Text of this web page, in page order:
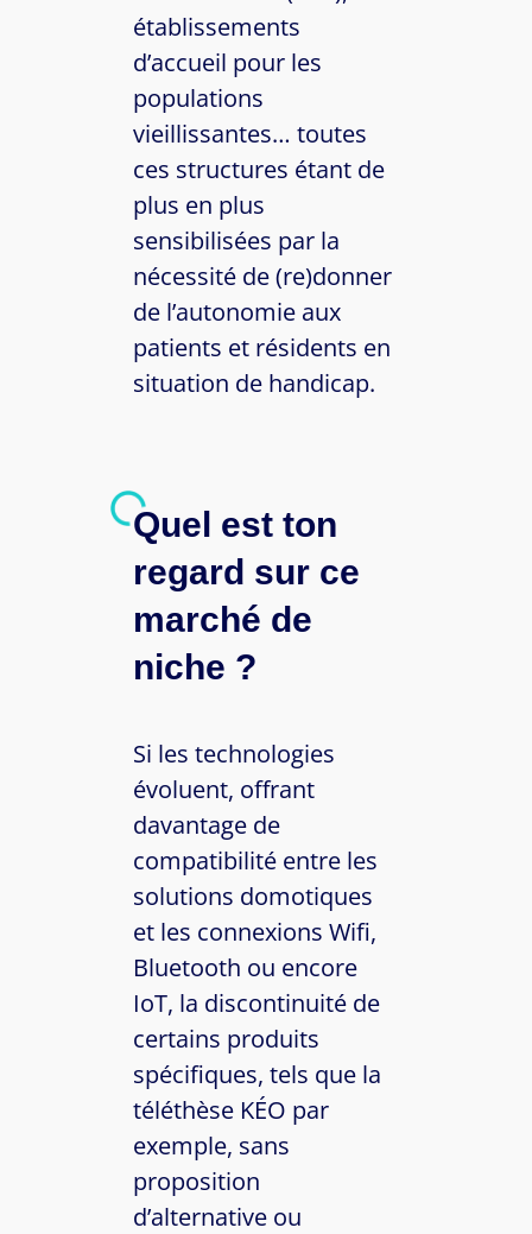
établissements
d’accueil pour les
populations
vieillissantes… toutes
ces structures étant de
plus en plus
sensibilisées par la
nécessité de (re)donner
de l’autonomie aux
patients et résidents en
situation de handicap.
Quel est ton
regard sur ce
marché de
niche ?
Si les technologies
évoluent, offrant
davantage de
compatibilité entre les
solutions domotiques
et les connexions Wifi,
Bluetooth ou encore
IoT, la discontinuité de
certains produits
spécifiques, tels que la
téléthèse KÉO par
exemple, sans
proposition
d’alternative ou